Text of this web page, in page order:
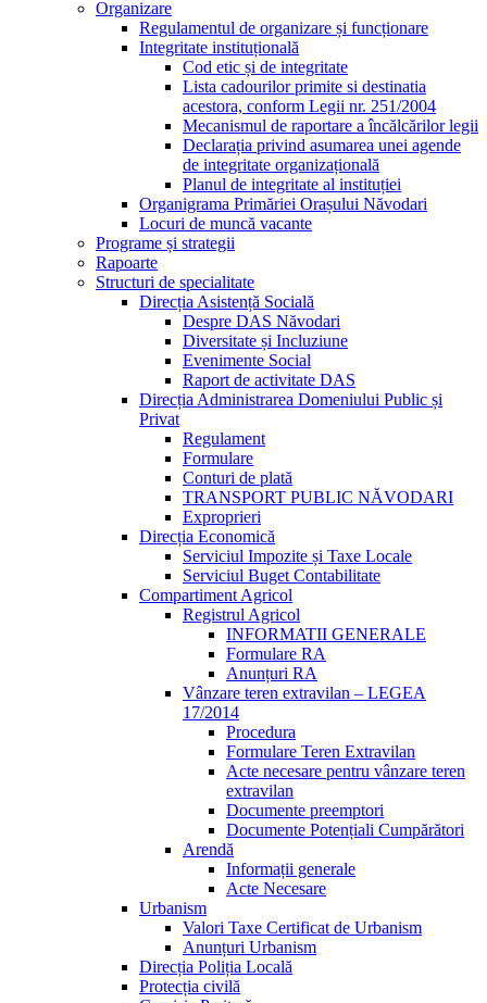
Organizare
Regulamentul de organizare și funcționare
Integritate instituțională
Cod etic și de integritate
Lista cadourilor primite si destinatia
acestora, conform Legii nr. 251/2004
Mecanismul de raportare a încălcărilor legii
Declarația privind asumarea unei agende
de integritate organizațională
Planul de integritate al instituției
Organigrama Primăriei Orașului Năvodari
Locuri de muncă vacante
Programe și strategii
Rapoarte
Structuri de specialitate
Direcția Asistență Socială
Despre DAS Năvodari
Diversitate și Incluziune
Evenimente Social
Raport de activitate DAS
Direcția Administrarea Domeniului Public și
Privat
Regulament
Formulare
Conturi de plată
TRANSPORT PUBLIC NĂVODARI
Exproprieri
Direcția Economică
Serviciul Impozite și Taxe Locale
Serviciul Buget Contabilitate
Compartiment Agricol
Registrul Agricol
INFORMATII GENERALE
Formulare RA
Anunțuri RA
Vânzare teren extravilan – LEGEA
17/2014
Procedura
Formulare Teren Extravilan
Acte necesare pentru vânzare teren
extravilan
Documente preemptori
Documente Potențiali Cumpărători
Arendă
Informații generale
Acte Necesare
Urbanism
Valori Taxe Certificat de Urbanism
Anunțuri Urbanism
Direcția Poliția Locală
Protecția civilă